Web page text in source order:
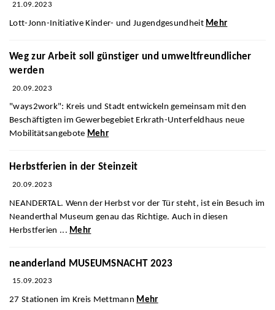
21.09.2023
Lott-Jonn-Initiative Kinder- und Jugendgesundheit Mehr
Weg zur Arbeit soll günstiger und umweltfreundlicher
werden
20.09.2023
"ways2work": Kreis und Stadt entwickeln gemeinsam mit den
Beschäftigten im Gewerbegebiet Erkrath-Unterfeldhaus neue
Mobilitätsangebote Mehr
Herbstferien in der Steinzeit
20.09.2023
NEANDERTAL. Wenn der Herbst vor der Tür steht, ist ein Besuch im
Neanderthal Museum genau das Richtige. Auch in diesen
Herbstferien ... Mehr
neanderland MUSEUMSNACHT 2023
15.09.2023
27 Stationen im Kreis Mettmann Mehr